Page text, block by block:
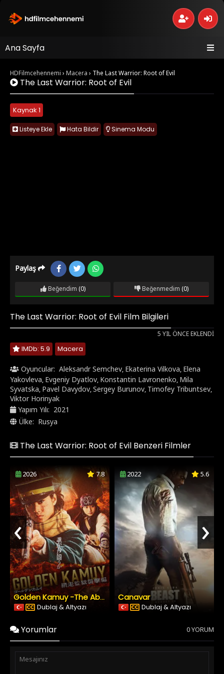
Ana Sayfa
HDFilmcehennemi › Macera › The Last Warrior: Root of Evil
The Last Warrior: Root of Evil
Kaynak 1
Listeye Ekle Hata Bildir Sinema Modu
Paylaş
Beğendim (0) Beğenmedim (0)
The Last Warrior: Root of Evil Film Bilgileri
5 YIL ÖNCE EKLENDI
IMDb: 5.9 Macera
Oyuncular: Aleksandr Semchev, Ekaterina Vilkova, Elena
Yakovleva, Evgeniy Dyatlov, Konstantin Lavronenko, Mila
Syvatska, Pavel Davydov,Sergey Burunov, Timofey Tribuntsev,
Viktor Horinyak
Yapım Yılı: 2021
Ülke: Rusya
The Last Warrior: Root of Evil Benzeri Filmler
2026 7.8
Golden Kamuy -The Abashiri Prison Raid
Dublaj & Altyazı
2022 5.6
Canavar
Dublaj & Altyazı
‹ ›
Yorumlar 0 YORUM